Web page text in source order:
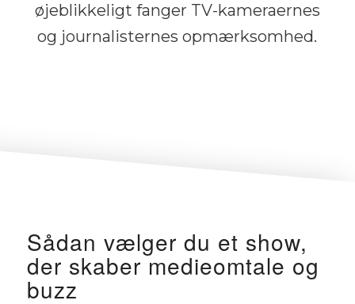
øjeblikkeligt fanger TV-kameraernes
og journalisternes opmærksomhed.
Sådan vælger du et show,
der skaber medieomtale og
buzz